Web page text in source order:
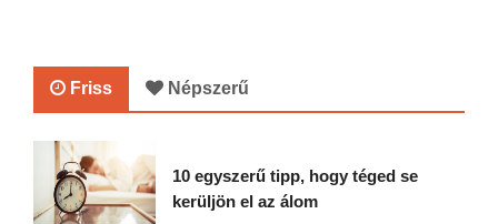
Friss Népszerű
10 egyszerű tipp, hogy téged se
kerüljön el az álom